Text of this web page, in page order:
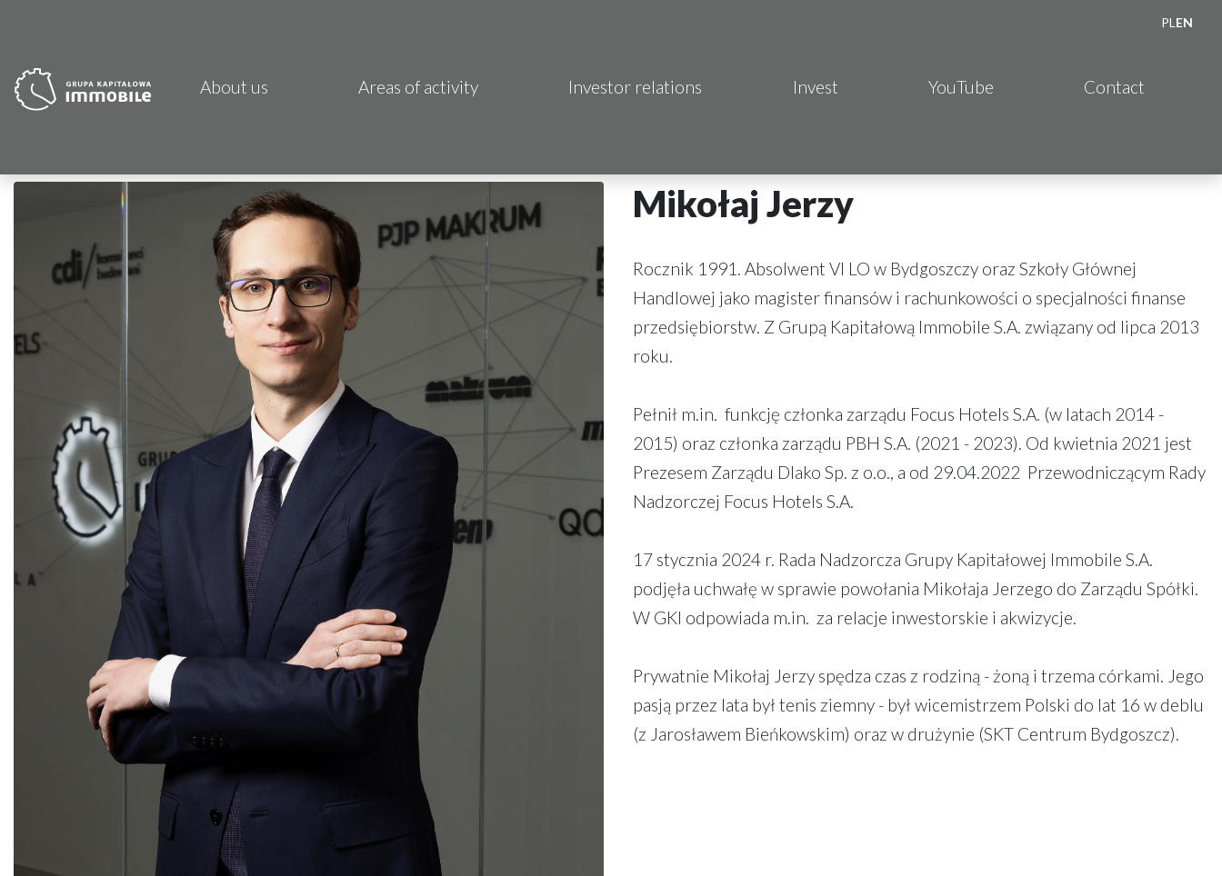
About us Areas of activity
CDI KB Sp. z o.o.
Focus Hotels S.A.
Atrem S.A.
Investor relations Invest YouTube Contact
PL EN
Mikołaj Jerzy
Rocznik 1991. Absolwent VI LO w Bydgoszczy oraz Szkoły Głównej
Handlowej jako magister finansów i rachunkowości o specjalności finanse
przedsiębiorstw. Z Grupą Kapitałową Immobile S.A. związany od lipca 2013
roku.
Pełnił m.in. funkcję członka zarządu Focus Hotels S.A. (w latach 2014 -
2015) oraz członka zarządu PBH S.A. (2021 - 2023). Od kwietnia 2021 jest
Prezesem Zarządu Dlako Sp. z o.o., a od 29.04.2022 Przewodniczącym Rady
Nadzorczej Focus Hotels S.A.
17 stycznia 2024 r. Rada Nadzorcza Grupy Kapitałowej Immobile S.A.
podjęła uchwałę w sprawie powołania Mikołaja Jerzego do Zarządu Spółki.
W GKI odpowiada m.in. za relacje inwestorskie i akwizycje.
Prywatnie Mikołaj Jerzy spędza czas z rodziną - żoną i trzema córkami. Jego
pasją przez lata był tenis ziemny - był wicemistrzem Polski do lat 16 w deblu
(z Jarosławem Bieńkowskim) oraz w drużynie (SKT Centrum Bydgoszcz).